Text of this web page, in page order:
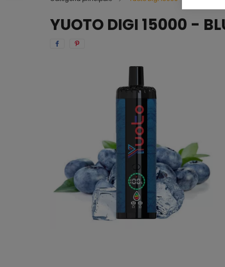
YUOTO DIGI 15000 -